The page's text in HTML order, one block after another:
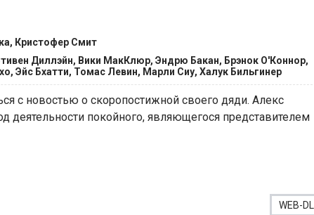
Кристофер Смит
Диллэйн, Вики МакКлюр, Эндрю Бакан, Брэнок О'Коннор,
Эйс Бхатти, Томас Левин, Марли Сиу, Халук Бильгинер
с новостью о скоропостижной своего дяди. Алекс
деятельности покойного, являющегося представителем
WEB-DL